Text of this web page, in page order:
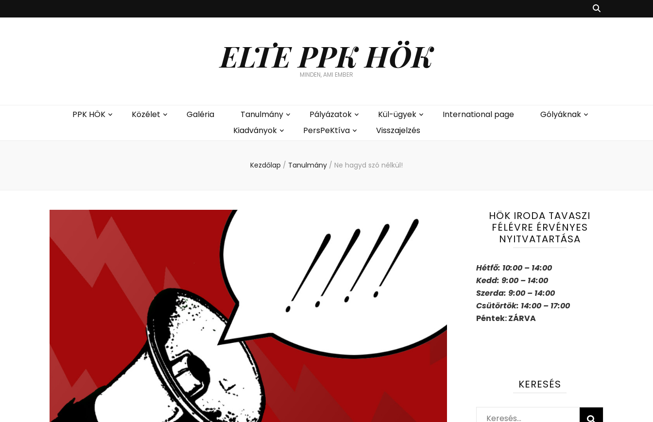
ELTE PPK HÖK
MINDEN, AMI EMBER
PPK HÖK Közélet Galéria Tanulmány Pályázatok Kül-ügyek International page
Gólyáknak
Kiadványok
PersPeKtíva Visszajelzés
Kezdőlap / Tanulmány / Ne hagyd szó nélkül!
HÖK IRODA TAVASZI
FÉLÉVRE ÉRVÉNYES
NYITVATARTÁSA
Hétfő: 10:00 – 14:00
Kedd: 9:00 – 14:00
Szerda: 9:00 – 14:00
Csütörtök: 14:00 – 17:00
Péntek: ZÁRVA
KERESÉS
Keresés: